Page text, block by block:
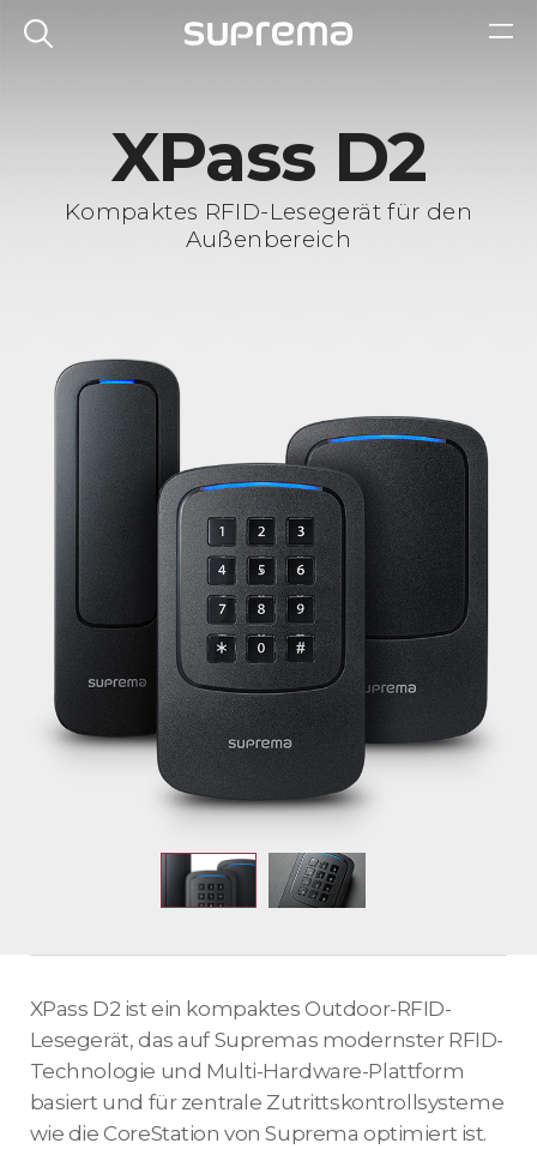
XPass D2
Kompaktes RFID-Lesegerät für den
Außenbereich
XPass D2 ist ein kompaktes Outdoor-RFID-
Lesegerät, das auf Supremas modernster RFID-
Technologie und Multi-Hardware-Plattform
basiert und für zentrale Zutrittskontrollsysteme
wie die CoreStation von Suprema optimiert ist.